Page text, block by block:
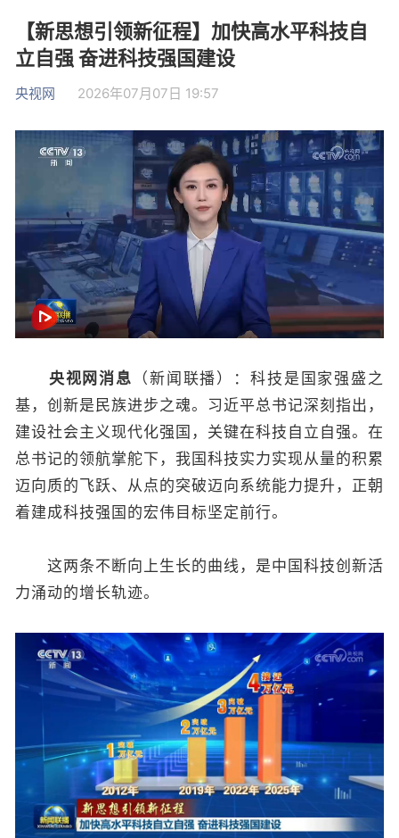
【新思想引领新征程】加快高水平科技自
立自强 奋进科技强国建设
央视网 2026年07月07日 19:57
央视网消息
（新闻联播）：科技是国家强盛之
基，创新是民族进步之魂。习近平总书记深刻指出，
建设社会主义现代化强国，关键在科技自立自强。在
总书记的领航掌舵下，我国科技实力实现从量的积累
迈向质的飞跃、从点的突破迈向系统能力提升，正朝
着建成科技强国的宏伟目标坚定前行。
这两条不断向上生长的曲线，是中国科技创新活
力涌动的增长轨迹。